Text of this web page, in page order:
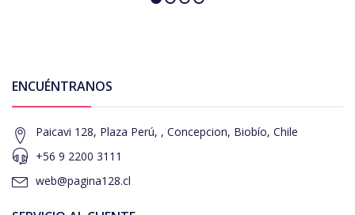
ENCUÉNTRANOS
Paicavi 128, Plaza Perú, , Concepcion, Biobío, Chile
+56 9 2200 3111
web@pagina128.cl